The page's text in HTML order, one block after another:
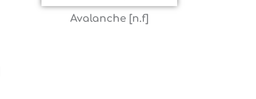
Avalanche [n.f]